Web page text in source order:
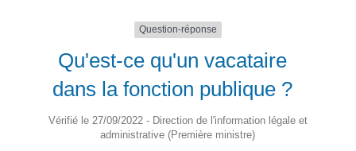
Question-réponse
Qu'est-ce qu'un vacataire
dans la fonction publique ?
Vérifié le 27/09/2022 - Direction de l'information légale et
administrative (Première ministre)